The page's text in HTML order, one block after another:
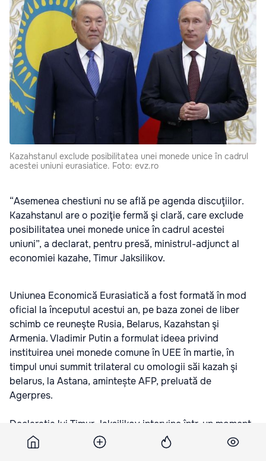
Kazahstanul exclude posibilitatea unei monede unice în cadrul
acestei uniuni eurasiatice. Foto: evz.ro
“Asemenea chestiuni nu se află pe agenda discuţiilor.
Kazahstanul are o poziţie fermă şi clară, care exclude
posibilitatea unei monede unice în cadrul acestei
uniuni”, a declarat, pentru presă, ministrul-adjunct al
economiei kazahe, Timur Jaksilikov.
Uniunea Economică Eurasiatică a fost formată în mod
oficial la începutul acestui an, pe baza zonei de liber
schimb ce reuneşte Rusia, Belarus, Kazahstan şi
Armenia. Vladimir Putin a formulat ideea privind
instituirea unei monede comune în UEE în martie, în
timpul unui summit trilateral cu omologii săi kazah şi
belarus, la Astana, amintește AFP, preluată de
Agerpres.
Declaraţia lui Timur Jaksilikov intervine într-un moment
în care relaţiile economice s-au tensionat între
Kazahstan şi Rusia, tradiţional aliatul său cel mai